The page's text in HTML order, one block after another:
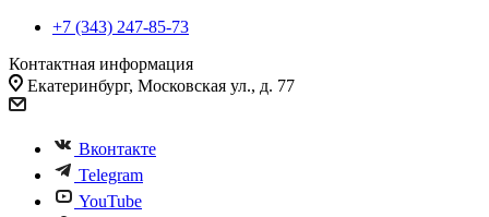
+7 (343) 247-85-73
Контактная информация
Екатеринбург, Московская ул., д. 77
Вконтакте
Telegram
YouTube